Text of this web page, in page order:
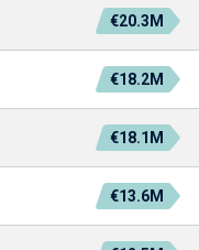
€20.3M
€18.2M
€18.1M
€13.6M